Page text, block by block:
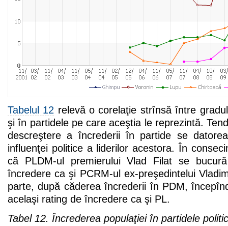
Tabelul 12 relevă o corelaţie strînsă între
şi în partidele pe care aceştia le reprezintă.
descreştere a încrederii în partide se
influenţei politice a liderilor acestora. În
că PLDM-ul premierului Vlad Filat se
încredere ca şi PCRM-ul ex-preşedintelui
parte, după căderea încrederii în PDM,
acelaşi rating de încredere ca şi PL.
Tabel 12. Încrederea populaţiei în partidele